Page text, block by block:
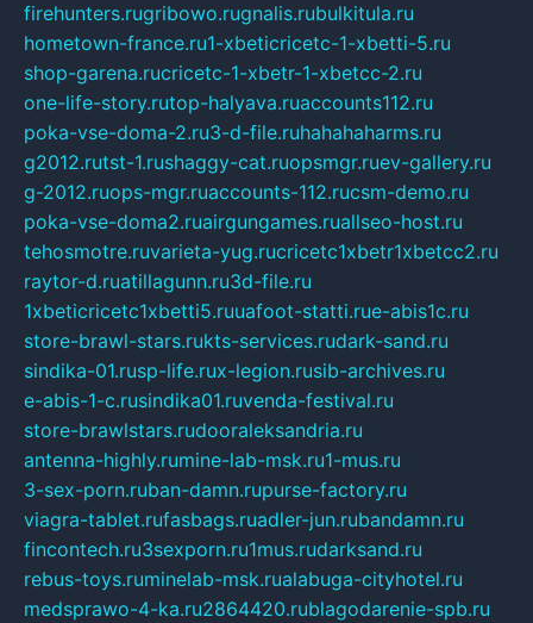
firehunters.rugribowo.rugnalis.rubulkitula.ru
hometown-france.ru1-xbeticricetc-1-xbetti-5.ru
shop-garena.rucricetc-1-xbetr-1-xbetcc-2.ru
one-life-story.rutop-halyava.ruaccounts112.ru
poka-vse-doma-2.ru3-d-file.ruhahahaharms.ru
g2012.rutst-1.rushaggy-cat.ruopsmgr.ruev-gallery.ru
g-2012.ruops-mgr.ruaccounts-112.rucsm-demo.ru
poka-vse-doma2.ruairgungames.ruallseo-host.ru
tehosmotre.ruvarieta-yug.rucricetc1xbetr1xbetcc2.ru
raytor-d.ruatillagunn.ru3d-file.ru
1xbeticricetc1xbetti5.ruuafoot-statti.rue-abis1c.ru
store-brawl-stars.rukts-services.rudark-sand.ru
sindika-01.rusp-life.rux-legion.rusib-archives.ru
e-abis-1-c.rusindika01.ruvenda-festival.ru
store-brawlstars.rudooraleksandria.ru
antenna-highly.rumine-lab-msk.ru1-mus.ru
3-sex-porn.ruban-damn.rupurse-factory.ru
viagra-tablet.rufasbags.ruadler-jun.rubandamn.ru
fincontech.ru3sexporn.ru1mus.rudarksand.ru
rebus-toys.ruminelab-msk.rualabuga-cityhotel.ru
medsprawo-4-ka.ru2864420.rublagodarenie-spb.ru